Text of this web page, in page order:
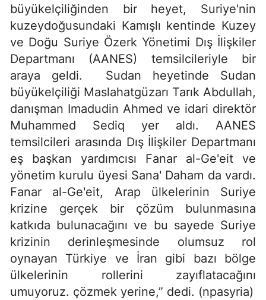
büyükelçiliğinden bir heyet, Suriye'nin
kuzeydoğusundaki Kamışlı kentinde Kuzey
ve Doğu Suriye Özerk Yönetimi Dış İlişkiler
Departmanı (AANES) temsilcileriyle bir
araya geldi. Sudan heyetinde Sudan
büyükelçiliği Maslahatgüzarı Tarık Abdullah,
danışman Imadudin Ahmed ve idari direktör
Muhammed Sediq yer aldı. AANES
temsilcileri arasında Dış İlişkiler Departmanı
eş başkan yardımcısı Fanar al-Ge'eit ve
yönetim kurulu üyesi Sana' Daham da vardı.
Fanar al-Ge'eit, Arap ülkelerinin Suriye
krizine gerçek bir çözüm bulunmasına
katkıda bulunacağını ve bu sayede Suriye
krizinin derinleşmesinde olumsuz rol
oynayan Türkiye ve İran gibi bazı bölge
ülkelerinin rollerini zayıflatacağını
umuyoruz. çözmek yerine,” dedi. (npasyria)